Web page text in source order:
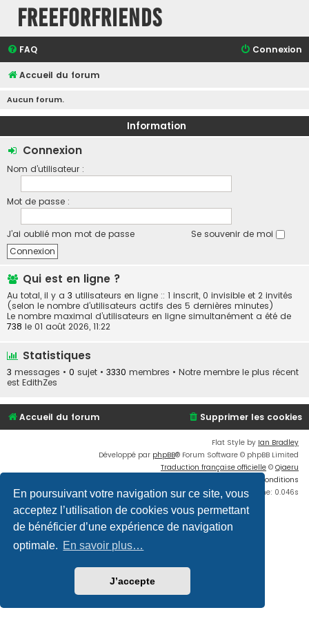
En poursuivant votre navigation sur ce site, vous
acceptez l’utilisation de cookies vous permettant
de bénéficier d’une expérience de navigation
optimale. En savoir plus…
J’accepte
FreeForFriends
FAQ Connexion
Accueil du forum
Aucun forum.
Information
Connexion
Nom d’utilisateur :
Mot de passe :
J’ai oublié mon mot de passe Se souvenir de moi
Qui est en ligne ?
Au total, il y a 3 utilisateurs en ligne :: 1 inscrit, 0 invisible et 2 invités
(selon le nombre d’utilisateurs actifs des 5 dernières minutes)
Le nombre maximal d’utilisateurs en ligne simultanément a été de
738 le 01 août 2026, 11:22
Statistiques
3 messages • 0 sujet • 3330 membres • Notre membre le plus récent
est EdithZes
Accueil du forum Supprimer les cookies
Flat Style by Ian Bradley
Développé par phpBB® Forum Software © phpBB Limited
Traduction française officielle © Qiaeru
Conditions
Time: 0.046s